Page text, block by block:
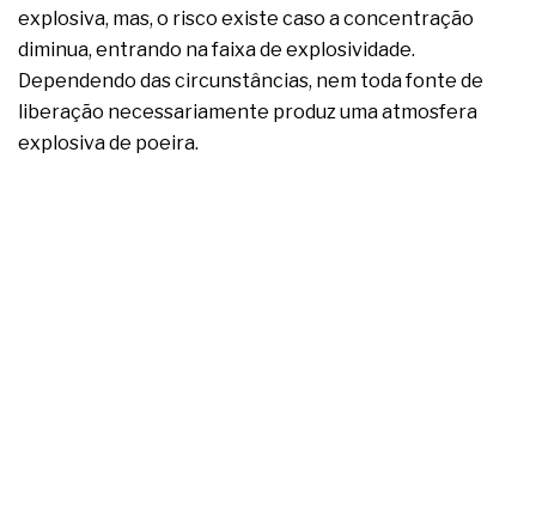
explosiva, mas, o risco existe caso a concentração
diminua, entrando na faixa de explosividade.
Dependendo das circunstâncias, nem toda fonte de
liberação necessariamente produz uma atmosfera
explosiva de poeira.